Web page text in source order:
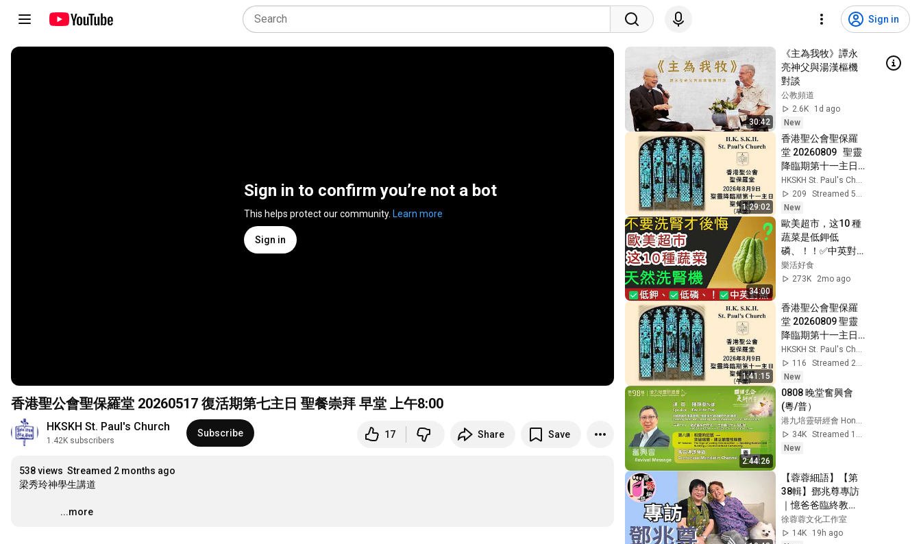
Sign in
Sign in to confirm you’re not a bot
This helps protect our community. Learn more
Sign in
香港聖公會聖保羅堂 20260517 復活期第七主日 聖餐崇拜 早堂 上午8:00
HKSKH St. Paul's Church
1.42K subscribers
Subscribe 17 Share Save
538 views Streamed 2 months ago
梁秀玲神學生講道
…
...more
30:42
《主為我牧》譚永
亮神父與湯漢樞機
公教頻道
2.6K
1d ago
New
1:29:02
香港聖公會聖保羅
堂 20260809   聖靈
降臨期第十一主日
聖餐崇拜  早堂  上午
8:00209
New
34:00
歐美超市，这10 種
蔬菜是低鉀低
磷、！！✅中英對照
採購指南！
樂活好食
273K
2mo ago
1:41:15
香港聖公會聖保羅
堂 20260809 聖靈
降臨期第十一主日
聖餐崇拜  午堂    上
午11:00
HKSKH St. Paul's Church
116
Streamed 2h ago
New
2:44:26
0808 晚堂奮興會
(粵/普）
港九培靈研經會 Hong Kong Bible Conference
34K
Streamed 17h ago
New
【蓉蓉細語】【第
38輯】鄧兆尊專訪
｜憶爸爸臨終教
誨：守住鄧家 兄弟
姊妹和睦相處
徐蓉蓉文化工作室
14K
19h ago